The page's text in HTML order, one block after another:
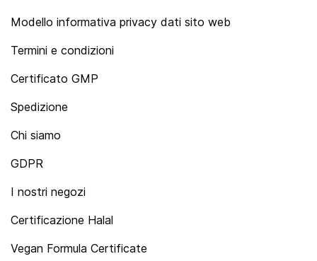
Modello informativa privacy dati sito web
Termini e condizioni
Certificato GMP
Spedizione
Chi siamo
GDPR
I nostri negozi
Certificazione Halal
Vegan Formula Certificate